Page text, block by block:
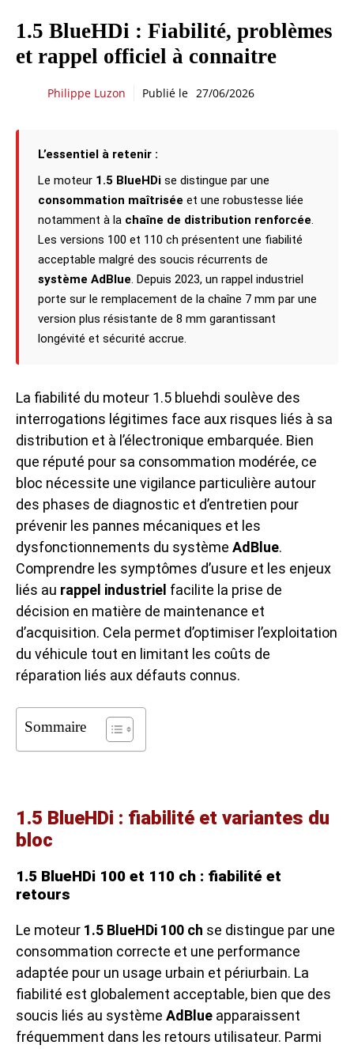
1.5 BlueHDi : Fiabilité, problèmes
et rappel officiel à connaitre
Philippe Luzon Publié le 27/06/2026
L’essentiel à retenir :
Le moteur 1.5 BlueHDi se distingue par une
consommation maîtrisée et une robustesse liée
notamment à la chaîne de distribution renforcée.
Les versions 100 et 110 ch présentent une fiabilité
acceptable malgré des soucis récurrents de
système AdBlue. Depuis 2023, un rappel industriel
porte sur le remplacement de la chaîne 7 mm par une
version plus résistante de 8 mm garantissant
longévité et sécurité accrue.
La fiabilité du moteur 1.5 bluehdi soulève des
interrogations légitimes face aux risques liés à sa
distribution et à l’électronique embarquée. Bien
que réputé pour sa consommation modérée, ce
bloc nécessite une vigilance particulière autour
des phases de diagnostic et d’entretien pour
prévenir les pannes mécaniques et les
dysfonctionnements du système AdBlue.
Comprendre les symptômes d’usure et les enjeux
liés au rappel industriel facilite la prise de
décision en matière de maintenance et
d’acquisition. Cela permet d’optimiser l’exploitation
du véhicule tout en limitant les coûts de
réparation liés aux défauts connus.
Sommaire
1.5 BlueHDi : fiabilité et variantes du
bloc
1.5 BlueHDi 100 et 110 ch : fiabilité et
retours
Le moteur 1.5 BlueHDi 100 ch se distingue par une
consommation correcte et une performance
adaptée pour un usage urbain et périurbain. La
fiabilité est globalement acceptable, bien que des
soucis liés au système AdBlue apparaissent
fréquemment dans les retours utilisateur. Parmi